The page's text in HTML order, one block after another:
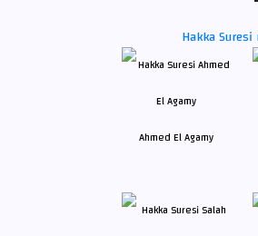
Hakka Suresi
Ahmed El Agamy